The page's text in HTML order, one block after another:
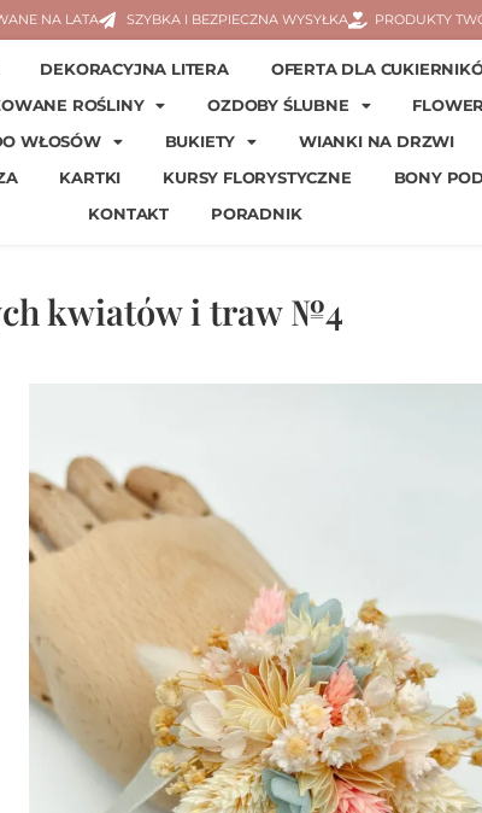
NA LATA SZYBKA I BEZPIECZNA WYSYŁKA PRODUKTY
DEKORACYJNA LITERA
OFERTA DLA
ROŚLINY
OZDOBY ŚLUBNE
WŁOSÓW
BUKIETY
WIANKI NA DRZWI
KARTKI KURSY FLORYSTYCZNE
BONY
KONTAKT
PORADNIK
kwiatów i traw №4